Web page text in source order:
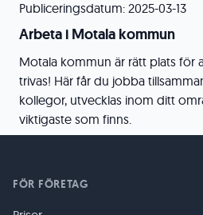
Publiceringsdatum: 2025-03-13
Arbeta i Motala kommun
Motala kommun är rätt plats för
trivas! Här får du jobba
kollegor, utvecklas inom ditt
viktigaste som finns.
FÖR FÖRETAG